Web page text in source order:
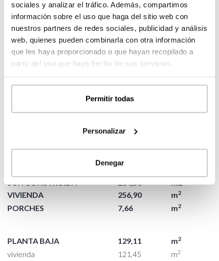
sociales y analizar el tráfico. Además, compartimos
información sobre el uso que haga del sitio web con
nuestros partners de redes sociales, publicidad y análisis
web, quienes pueden combinarla con otra información
que les haya proporcionado o que hayan recopilado a
partir del uso que haya hecho de sus servicios.
Permitir todas
Personalizar
Denegar
escalera 4,30 m
salón-comedor 39,07 m2
cocina 18,36 m2
lavadero 3,08 m2
dormitorio ppal 13,92 m2
vestidor
baño ppal 7,82 m
85,51
SUP. CONSTRUIDA 264,56
m2
VIVIENDA
256,90 m2
PORCHES 7,66 m2
PLANTA BAJA 129,11 m2
vivienda 121,45 m2